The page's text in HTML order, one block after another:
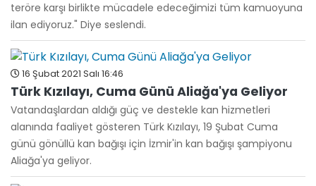
teröre karşı birlikte mücadele edeceğimizi tüm kamuoyuna
ilan ediyoruz." Diye seslendi.
16 Şubat 2021 Salı 16:46
Türk Kızılayı, Cuma Günü Aliağa'ya Geliyor
Vatandaşlardan aldığı güç ve destekle kan hizmetleri
alanında faaliyet gösteren Türk Kızılayı, 19 Şubat Cuma
günü gönüllü kan bağışı için İzmir'in kan bağışı şampiyonu
Aliağa'ya geliyor.